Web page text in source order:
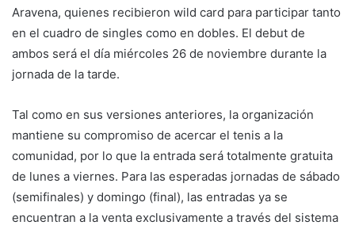
Aravena, quienes recibieron wild card para participar tanto
en el cuadro de singles como en dobles. El debut de
ambos será el día miércoles 26 de noviembre durante la
jornada de la tarde.
Tal como en sus versiones anteriores, la organización
mantiene su compromiso de acercar el tenis a la
comunidad, por lo que la entrada será totalmente gratuita
de lunes a viernes. Para las esperadas jornadas de sábado
(semifinales) y domingo (final), las entradas ya se
encuentran a la venta exclusivamente a través del sistema